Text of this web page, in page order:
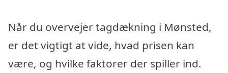
Når du overvejer tagdækning i Mønsted,
er det vigtigt at vide, hvad prisen kan
være, og hvilke faktorer der spiller ind.